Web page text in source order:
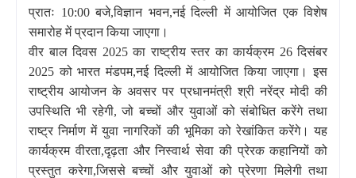
प्रातः 10:00 बजे,विज्ञान भवन,नई दिल्ली में आयोजित एक विशेष
समारोह में प्रदान किया जाएगा।
वीर बाल दिवस 2025 का राष्ट्रीय स्तर का कार्यक्रम 26 दिसंबर
2025 को भारत मंडपम,नई दिल्ली में आयोजित किया जाएगा। इस
राष्ट्रीय आयोजन के अवसर पर प्रधानमंत्री श्री नरेंद्र मोदी की
उपस्थिति भी रहेगी, जो बच्चों और युवाओं को संबोधित करेंगे तथा
राष्ट्र निर्माण में युवा नागरिकों की भूमिका को रेखांकित करेंगे। यह
कार्यक्रम वीरता,दृढ़ता और निस्वार्थ सेवा की प्रेरक कहानियों को
प्रस्तुत करेगा,जिससे बच्चों और युवाओं को प्रेरणा मिलेगी तथा